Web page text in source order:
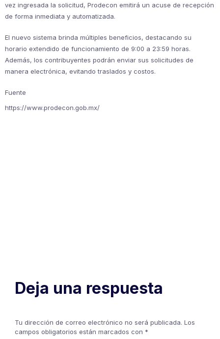
vez ingresada la solicitud, Prodecon emitirá un acuse de recepción
de forma inmediata y automatizada.
El nuevo sistema brinda múltiples beneficios, destacando su
horario extendido de funcionamiento de 9:00 a 23:59 horas.
Además, los contribuyentes podrán enviar sus solicitudes de
manera electrónica, evitando traslados y costos.
Fuente
https://www.prodecon.gob.mx/
Deja una respuesta
Tu dirección de correo electrónico no será publicada. Los
campos obligatorios están marcados con *